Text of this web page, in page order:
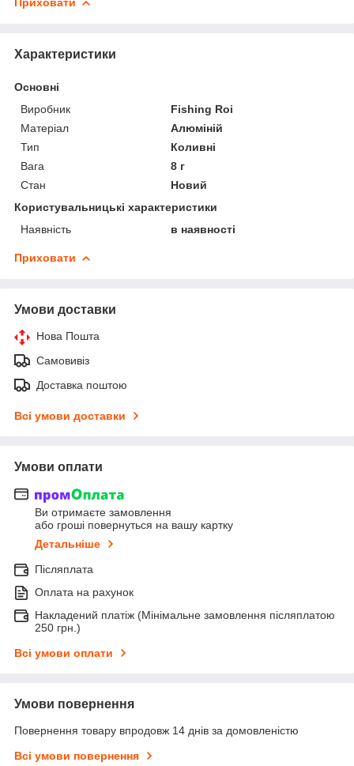
Характеристики
Основні
Виробник
Fishing Roi
Матеріал
Алюміній
Тип
Коливні
Вага
8 г
Стан
Новий
Користувальницькі характеристики
Наявність
в наявності
Приховати
Умови доставки
Нова Пошта
Самовивіз
Доставка поштою
Всі умови доставки
Умови оплати
Ви отримаєте замовлення
або гроші повернуться на вашу картку
Детальніше
Післяплата
Оплата на рахунок
Накладений платіж (Мінімальне замовлення післяплатою
250 грн.)
Всі умови оплати
Умови повернення
Повернення товару впродовж 14 днів за домовленістю
Всі умови повернення